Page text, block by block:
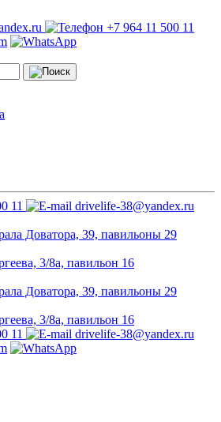
+7 964 11 500 11
11 drivelife-38@yandex.ru
Доватора, 39, павильоны 29
3/8а, павильон 16
Доватора, 39, павильоны 29
3/8а, павильон 16
11
drivelife-38@yandex.ru